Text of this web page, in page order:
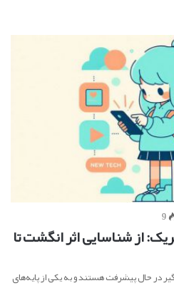
9
از شناسایی اثر انگشت تا
در حال پیشرفت هستند و به یکی از پایه‌های